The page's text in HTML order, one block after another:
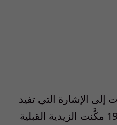
إلى الإشارة التي تفيد
أن موقعة 26 سبتمبر 1962 مكَّنت الزيدية القبلية